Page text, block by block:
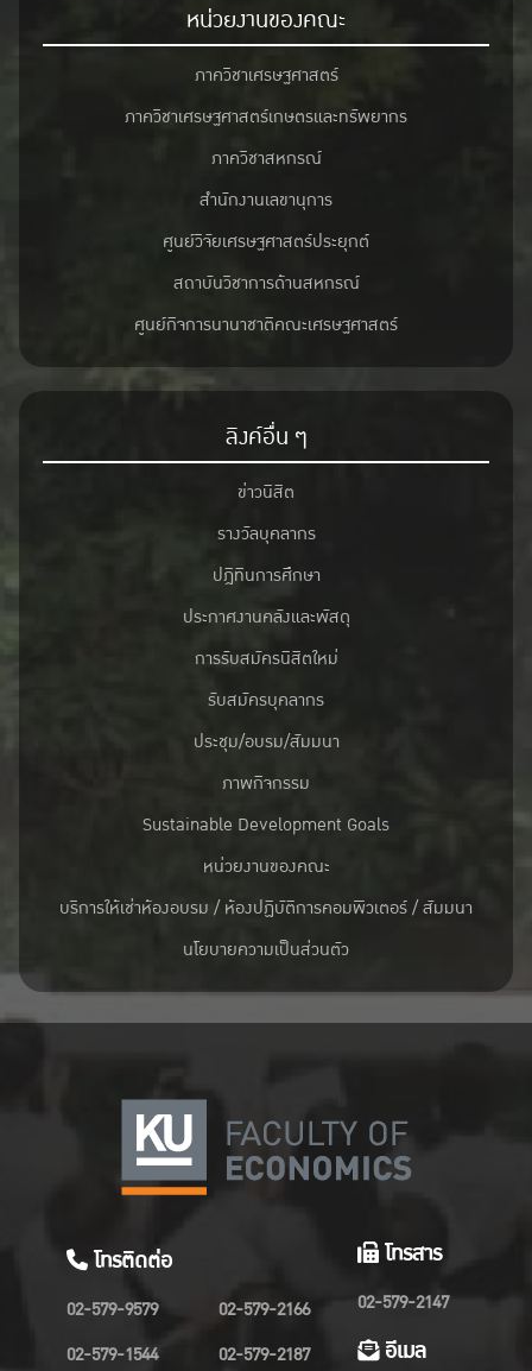
หน่วยงานของคณะ
ภาควิชาเศรษฐศาสตร์
ภาควิชาเศรษฐศาสตร์เกษตรและทรัพยากร
ภาควิชาสหกรณ์
สำนักงานเลขานุการ
ศูนย์วิจัยเศรษฐศาสตร์ประยุกต์
สถาบันวิชาการด้านสหกรณ์
ศูนย์กิจการนานาชาติคณะเศรษฐศาสตร์
ลิงค์อื่น ๆ
ข่าวนิสิต
รางวัลบุคลากร
ปฎิทินการศึกษา
ประกาศงานคลังและพัสดุ
การรับสมัครนิสิตใหม่
รับสมัครบุคลากร
ประชุม/อบรม/สัมมนา
ภาพกิจกรรม
Sustainable Development Goals
หน่วยงานของคณะ
บริการให้เช่าห้องอบรม / ห้องปฏิบัติการคอมพิวเตอร์ / สัมมนา
นโยบายความเป็นส่วนตัว
โทรติดต่อ
02-579-9579
02-579-1544
02-579-2166
02-579-2187
โทรสาร
02-579-2147
อีเมล